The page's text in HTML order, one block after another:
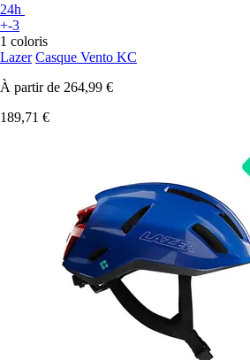
24h
+-3
1 coloris
Lazer Casque Vento KC
À partir de 264,99 €
189,71 €